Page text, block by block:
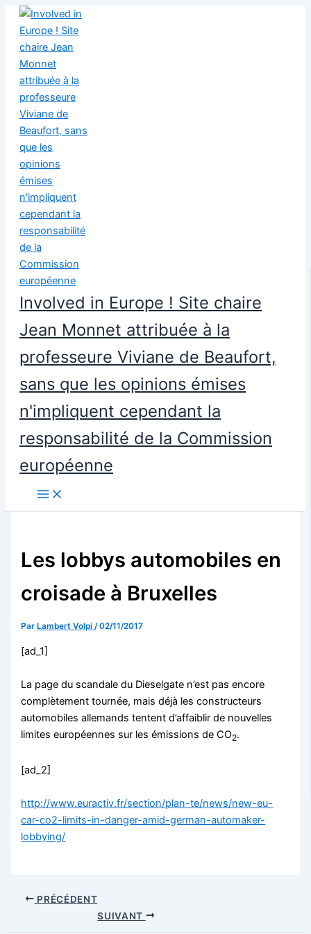
Aller
contenu
Involved in Europe ! Site chaire
Jean Monnet attribuée à la
professeure Viviane de Beaufort,
sans que les opinions émises
n'impliquent cependant la
responsabilité de la Commission
européenne
Les lobbys automobiles en
croisade à Bruxelles
Par Lambert Volpi/02/11/2017
[ad_1]
La page du scandale du Dieselgate n’est pas encore
complètement tournée, mais déjà les constructeurs
automobiles allemands tentent d’affaiblir de nouvelles
limites européennes sur les émissions de CO2.
[ad_2]
http://www.euractiv.fr/section/plan-te/news/new-eu-
car-co2-limits-in-danger-amid-german-automaker-
lobbying/
PRÉCÉDENT
SUIVANT